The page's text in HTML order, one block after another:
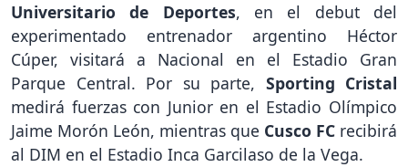
Universitario de Deportes, en el debut del
experimentado entrenador argentino Héctor
Cúper, visitará a Nacional en el Estadio Gran
Parque Central. Por su parte, Sporting Cristal
medirá fuerzas con Junior en el Estadio Olímpico
Jaime Morón León, mientras que Cusco FC recibirá
al DIM en el Estadio Inca Garcilaso de la Vega.